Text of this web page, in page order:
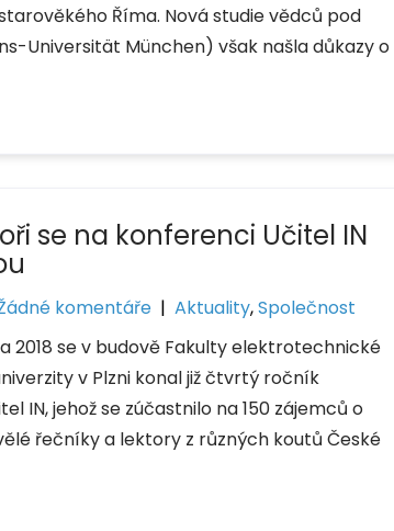
Říma. Nová studie vědců pod
Universität München) však našla důkazy o
se na konferenci Učitel IN
komentáře |Aktuality,Společnost
2018 se v budově Fakulty elektrotechnické
v Plzni konal již čtvrtý ročník
IN, jehož se zúčastnilo na 150 zájemců o
řečníky a lektory z různých koutů České